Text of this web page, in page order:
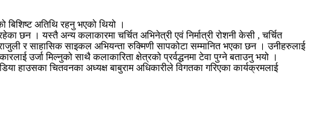
बिशिष्ट अतिथि रहनु भएको थियो ।
छन । यस्तै अन्य कलाकारमा चर्चित अभिनेत्री एवं निर्मात्री रोशनी केसी , चर्चित
र साहासिक साइकल अभियन्ता रुक्मिणी सापकोटा सम्मानित भएका छन । उनीहरुलाई
उर्जा मिल्नुको साथै कलाकारिता क्षेत्रको प्रर्वद्धनमा टेवा पुग्ने बताउनु भयो ।
हाउसका चितवनका अध्यक्ष बाबुराम अधिकारीले विगतका गरिएका कार्यक्रमलाई